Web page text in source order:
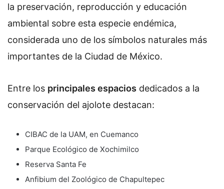
la preservación, reproducción y educación
ambiental sobre esta especie endémica,
considerada uno de los símbolos naturales más
importantes de la Ciudad de México.
Entre los principales espacios dedicados a la
conservación del ajolote destacan:
CIBAC de la UAM, en Cuemanco
Parque Ecológico de Xochimilco
Reserva Santa Fe
Anfibium del Zoológico de Chapultepec